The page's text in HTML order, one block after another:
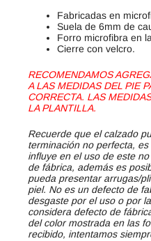
Fabricadas en
Suela de 6mm de
Forro microfibra en
Cierre con velcro.
RECOMENDAMOS
A LAS MEDIDAS DEL PIE
CORRECTA. LAS
LA PLANTILLA.
Recuerde que el calzado
terminación no perfecta,
influye en el uso de este
de fábrica, además es
pueda presentar arrugas/
piel. No es un defecto de
desgaste por el uso o por
considera defecto de
del color mostrada en las
recibido, intentamos